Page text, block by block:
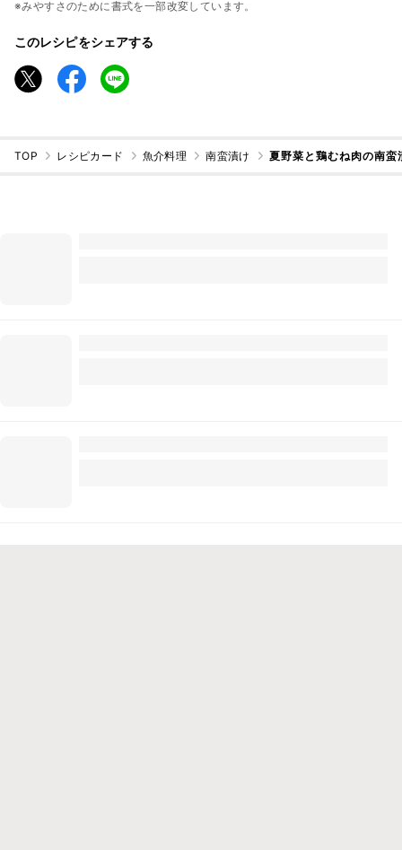
※みやすさのために書式を一部改変しています。
このレシピをシェアする
TOP レシピカード 魚介料理 南蛮漬け 夏野菜と鶏むね肉の南蛮